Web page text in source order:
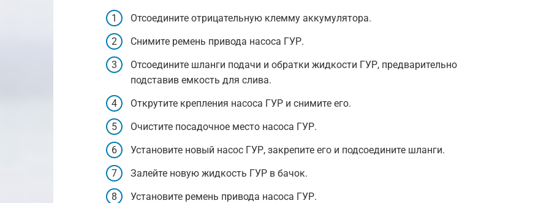
Отсоедините отрицательную клемму аккумулятора.
Снимите ремень привода насоса ГУР.
Отсоедините шланги подачи и обратки жидкости ГУР, предварительно
подставив емкость для слива.
Открутите крепления насоса ГУР и снимите его.
Очистите посадочное место насоса ГУР.
Установите новый насос ГУР, закрепите его и подсоедините шланги.
Залейте новую жидкость ГУР в бачок.
Установите ремень привода насоса ГУР.